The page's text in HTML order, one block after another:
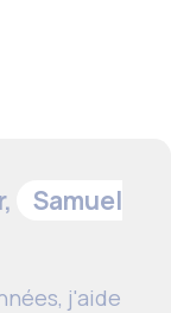
Samuel
j'aide